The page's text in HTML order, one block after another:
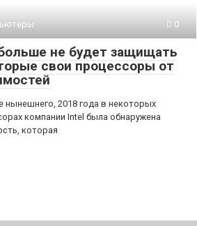
0
не будет защищать
свои процессоры от
нынешнего, 2018 года в некоторых
компании Intel была обнаружена
которая